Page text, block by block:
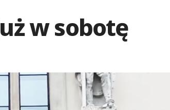
w sobotę